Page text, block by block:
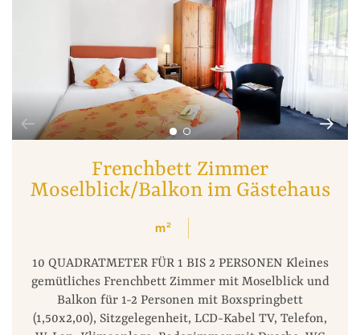
Frenchbett Zimmer
Moselblick/Balkon im Gästehaus
m²
10 QUADRATMETER FÜR 1 BIS 2 PERSONEN Kleines
gemütliches Frenchbett Zimmer mit Moselblick und
Balkon für 1-2 Personen mit Boxspringbett
(1,50x2,00), Sitzgelegenheit, LCD-Kabel TV, Telefon,